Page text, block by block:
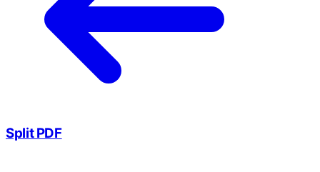
Split PDF